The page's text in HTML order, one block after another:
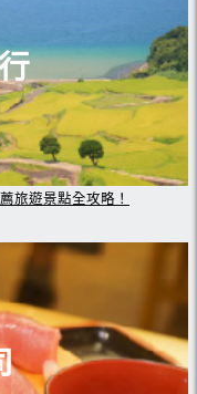
旅遊景點全攻略！